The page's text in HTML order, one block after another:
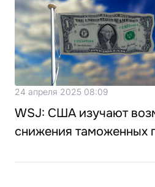
24 апреля 2025 08:09
WSJ: США изучают
снижения таможенных